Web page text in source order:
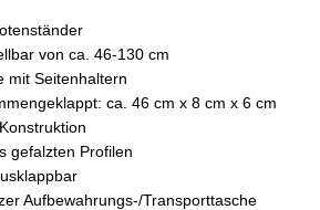
von ca. 46-130 cm
mit Seitenhaltern
ca. 46 cm x 8 cm x 6 cm
gefalzten Profilen
Aufbewahrungs-/Transporttasche